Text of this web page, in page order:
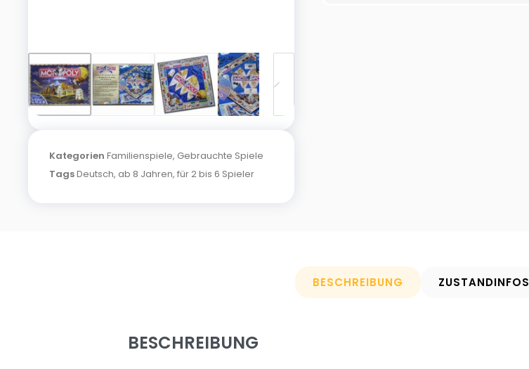
Kategorien Familienspiele, Gebrauchte Spiele
TagsDeutsch, ab 8 Jahren, für 2 bis 6 Spieler
BESCHREIBUNG ZUSTANDINFOS
BESCHREIBUNG